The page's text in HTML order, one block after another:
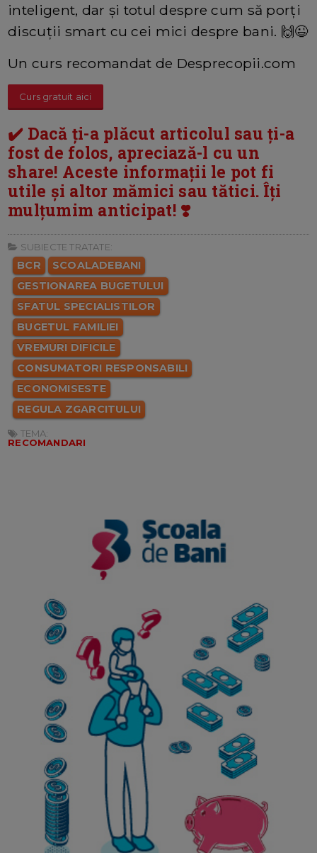
inteligent, dar și totul despre cum să porți
discuții smart cu cei mici despre bani.​ 🙌😉
Un curs recomandat de Desprecopii.com
Curs gratuit aici
✔️ Dacă ți-a plăcut articolul sau ți-a
fost de folos, apreciază-l cu un
share! Aceste informații le pot fi
utile și altor mămici sau tătici. Îți
mulțumim anticipat! ❣️
SUBIECTE TRATATE:
BCR
SCOALADEBANI
GESTIONAREA BUGETULUI
SFATUL SPECIALISTILOR
BUGETUL FAMILIEI
VREMURI DIFICILE
CONSUMATORI RESPONSABILI
ECONOMISESTE
REGULA ZGARCITULUI
TEMA:
RECOMANDARI